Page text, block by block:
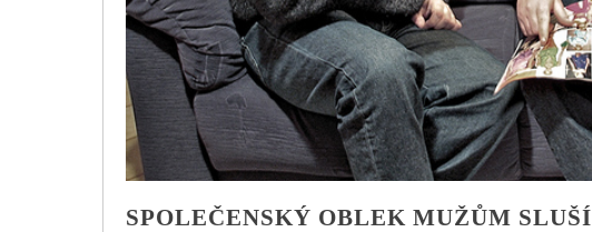
SPOLEČENSKÝ OBLEK MUŽŮM SLUŠÍ